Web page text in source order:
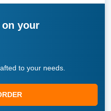
your
to your needs.